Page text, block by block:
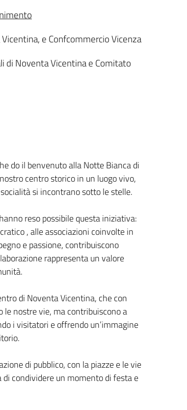
e Confcommercio Vicenza
di Noventa Vicentina e Comitato
do il benvenuto alla Notte Bianca di
centro storico in un luogo vivo,
si incontrano sotto le stelle.
reso possibile questa iniziativa:
, alle associazioni coinvolte in
e passione, contribuiscono
rappresenta un valore
di Noventa Vicentina, che con
nostre vie, ma contribuiscono a
i visitatori e offrendo un’immagine
di pubblico, con la piazze e le vie
condividere un momento di festa e